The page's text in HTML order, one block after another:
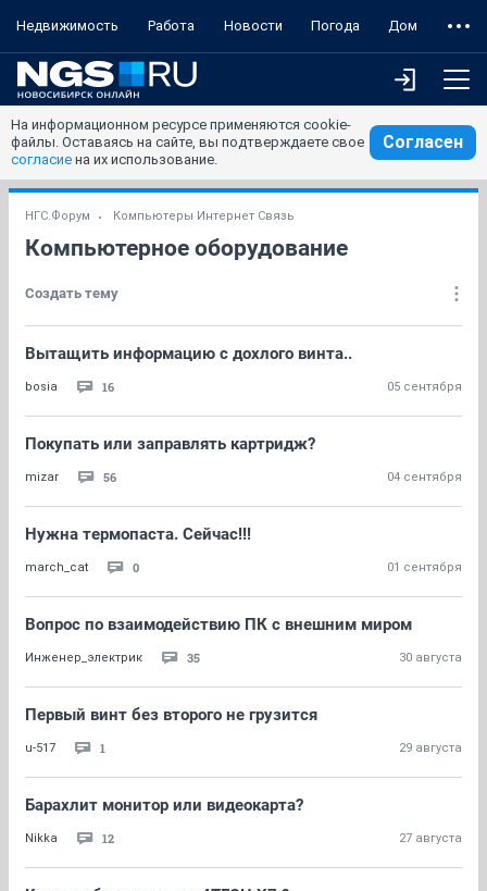
Недвижимость Работа Новости Погода Дом
На информационном ресурсе применяются cookie-
файлы. Оставаясь на сайте, вы подтверждаете свое
согласие на их использование.
Согласен
НГС.Форум Компьютеры Интернет Связь
Компьютерное оборудование
Создать тему
Вытащить информацию с дохлого винта..
bosia 16 05 сентября
Покупать или заправлять картридж?
mizar 56 04 сентября
Нужна термопаста. Сейчас!!!
march_cat 0 01 сентября
Вопрос по взаимодействию ПК с внешним миром
Инженер_электрик 35 30 августа
Первый винт без второго не грузится
u-517 1 29 августа
Барахлит монитор или видеокарта?
Nikka 12 27 августа